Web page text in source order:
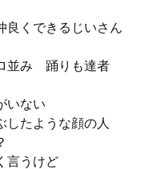
くできるじいさん
並み 踊りも達者
いない
たような顔の人
言うけど